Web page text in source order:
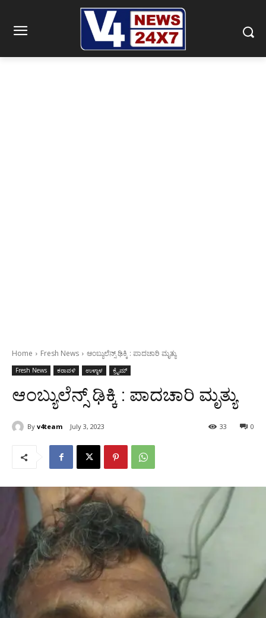
Home Fresh News ಆಂಬ್ಯುಲೆನ್ಸ್ ಢಿಕ್ಕಿ : ಪಾದಚಾರಿ ಮೃತ್ಯು
Fresh News ಕರಾವಳಿ ಉಳ್ಳಾಳ ಕ್ರೈಮ್
ಆಂಬ್ಯುಲೆನ್ಸ್ ಢಿಕ್ಕಿ : ಪಾದಚಾರಿ ಮೃತ್ಯು
By v4team July 3, 2023 0
33